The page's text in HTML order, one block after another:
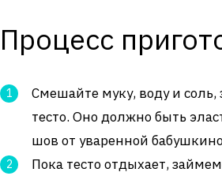
Процесс
Смешайте муку, воду и соль,
тесто. Оно должно быть
шов от уваренной
Пока тесто отдыхает,